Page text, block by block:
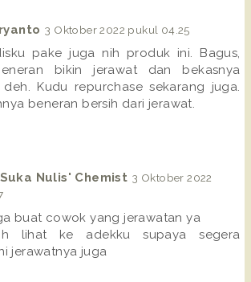
3 Oktober 2022 pukul 04.25
pake juga nih produk ini. Bagus,
bikin jerawat dan bekasnya
deh. Kudu repurchase sekarang juga.
beneran bersih dari jerawat.
Nulis' Chemist 3 Oktober 2022
buat cowok yang jerawatan ya
lihat ke adekku supaya segera
jerawatnya juga